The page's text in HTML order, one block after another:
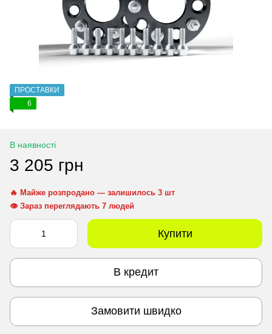
ПРОСТАВКИ
6
В наявності
3 205 грн
🔥 Майже розпродано — залишилось 3 шт
👁 Зараз переглядають 7 людей
Купити
В кредит
Замовити швидко